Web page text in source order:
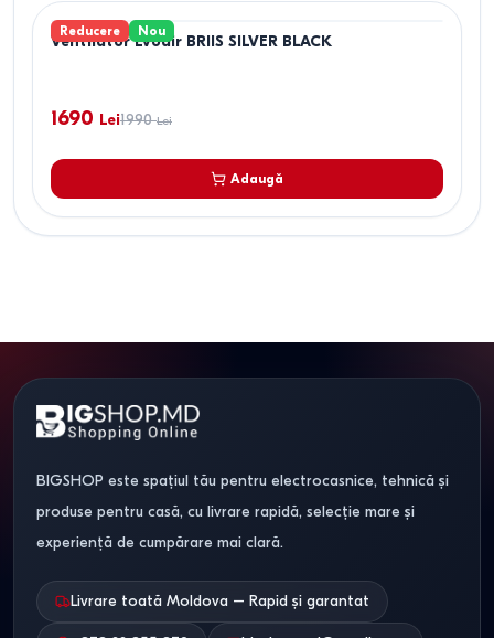
Reducere Nou
Ventilator Evoair BRIIS SILVER BLACK
1690 Lei1990 Lei
Adaugă
BIGSHOP este spațiul tău pentru electrocasnice, tehnică și
produse pentru casă, cu livrare rapidă, selecție mare și
experiență de cumpărare mai clară.
Livrare toată Moldova – Rapid și garantat